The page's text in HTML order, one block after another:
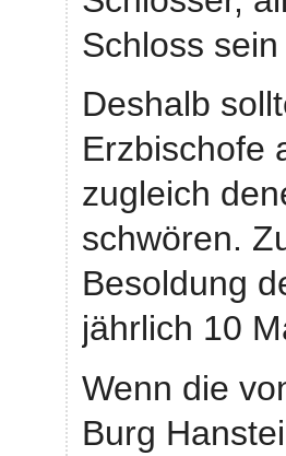
Schloss
Deshalb
Erzbischofe
zugleich
schwören.
Besoldung
jährlich 10
Wenn die
Burg